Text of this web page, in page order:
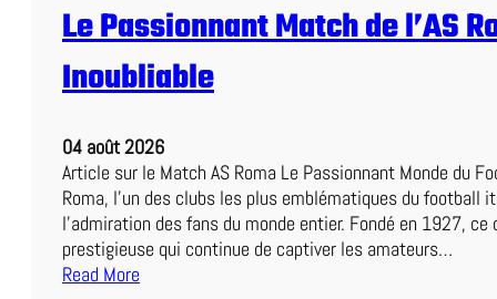
e
L
n
e
t
N
a
n
t
Le Passionnant Match de l’AS
Inoubliable
04 août 2026
Article sur le Match AS Roma Le Passionnant Monde du
Roma, l’un des clubs les plus emblématiques du
l’admiration des fans du monde entier. Fondé en 1927,
prestigieuse qui continue de captiver les amateurs…
Read More